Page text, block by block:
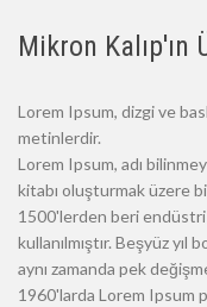
Mikron Kalıp'ın
Lorem Ipsum, dizgi ve
metinlerdir.
Lorem Ipsum, adı
kitabı oluşturmak üzere
1500'lerden beri
kullanılmıştır. Beşyüz yıl
aynı zamanda pek
1960'larda Lorem Ipsum